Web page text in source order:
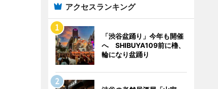
アクセスランキング
「渋谷盆踊り」今年も開催
へ SHIBUYA109前に櫓、
輪になり盆踊り